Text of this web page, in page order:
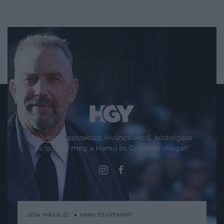
2024. MÁJUS 22. ● HAMU ÉS GYÉMÁNT
Művelődj, szórakozz, kíváncsiskodj, kóstolgass
és ismerd meg a Hamu és Gyémánt világát!
ROVATOK